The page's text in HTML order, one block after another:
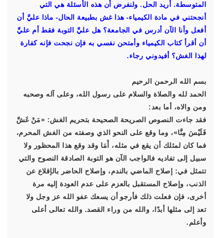
المتوسطة. أريد الحل. ولنفرض أن هذه الأسئلة هي التي
أنجحتني في مادة الكيمياء- هذا غش بطبيعة الحال- ماذا عليَّ أن
أفعل وأنا الآن أدرس في الجامعة؟ هل عليَّ التوبة فقط أم عليَّ
أن أقرأ كتاب الكيمياء وأمتحن نفسي به فإن نجحت فإنه كفارة
لهذا الغش؟ أفيدوني رجاء.
بسم الله الرحمن الرحيم
الحمد لله والصلاة والسلام على رسول الله، وعلى آله وصحبه
ومن والاه، أما بعد:
فقد جاءت النصوص الصريحة الصحيحة بتحريم الغش: «مَنْ غَشَّ
فَلَيْسَ مِنَّا»، وما وقع على النحو الذي وصفته من الغش المحرم،
فما كان لمثلك أن يقع في مثله، أَمَا وقد وقع هذا المحظور ولا
سبيل إلى تفاديه فالواجب الآن هو التوبة الصادقة النصوح والتي
تتمثل في: إصلاح الماضي بالندم، وإصلاح الحاضر بالإقلاع عن
الذنب، وإصلاح المستقبل بالعزم على عدم العودة إليه مرة
أخرى، فإن فعلت ذلك فأرجو أن يسعك عفو الله عز وجل ولا
تعد إلى مثلها أبدًا، والله من وراء القصد. والله تعالى أعلى
وأعلم.